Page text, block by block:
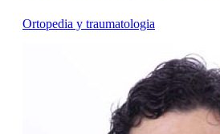
Ortopedia y traumatologia